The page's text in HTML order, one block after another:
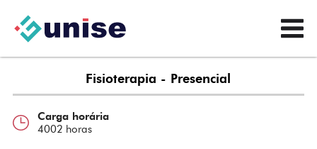
Fisioterapia - Presencial
Carga horária
4002 horas